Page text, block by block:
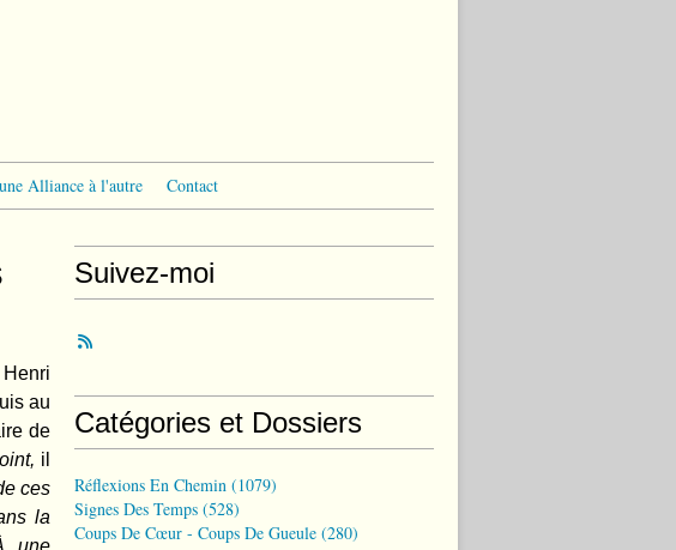
Alliance à l'autre Contact
Henri
au
de
il
ces
la
une
Suivez-moi
Catégories et Dossiers
Réflexions En Chemin (1079)
Signes Des Temps (528)
Coups De Cœur - Coups De Gueule (280)